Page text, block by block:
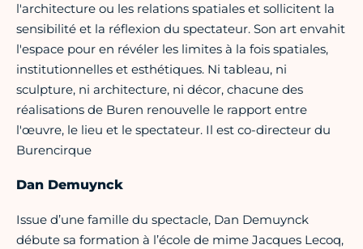
l'architecture ou les relations spatiales et sollicitent la
sensibilité et la réflexion du spectateur. Son art envahit
l'espace pour en révéler les limites à la fois spatiales,
institutionnelles et esthétiques. Ni tableau, ni
sculpture, ni architecture, ni décor, chacune des
réalisations de Buren renouvelle le rapport entre
l'œuvre, le lieu et le spectateur. Il est co-directeur du
Burencirque
Dan Demuynck
Issue d’une famille du spectacle, Dan Demuynck
débute sa formation à l’école de mime Jacques Lecoq,